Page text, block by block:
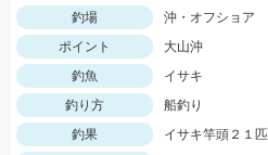
釣場
沖・オフショア
ポイント
大山沖
釣魚
イサキ
釣り方
船釣り
釣果
イサキ竿頭２１匹